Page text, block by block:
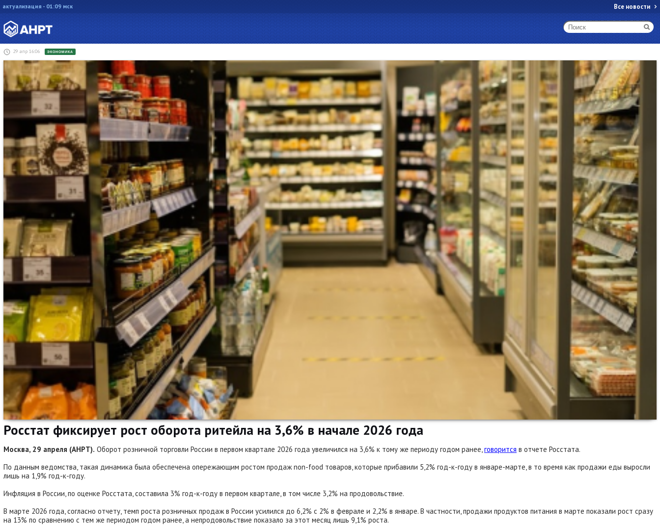
актуализация - 01:09 мск Все новости
29 апр 16:06 ЭКОНОМИКА
Росстат фиксирует рост оборота ритейла на 3,6% в начале 2026 года
Москва, 29 апреля (АНРТ). Оборот розничной торговли России в первом квартале 2026 года увеличился на 3,6% к тому же периоду годом ранее,говорится в отчете Росстата.
По данным ведомства, такая динамика была обеспечена опережающим ростом продаж non-food товаров, которые прибавили 5,2% год-к-году в январе-марте, в то время как продажи еды выросли
лишь на 1,9% год-к-году.
Инфляция в России, по оценке Росстата, составила 3% год-к-году в первом квартале, в том числе 3,2% на продовольствие.
В марте 2026 года, согласно отчету, темп роста розничных продаж в России усилился до 6,2% с 2% в феврале и 2,2% в январе. В частности, продажи продуктов питания в марте показали рост сразу
на 13% по сравнению с тем же периодом годом ранее, а непродовольствие показало за этот месяц лишь 9,1% роста.